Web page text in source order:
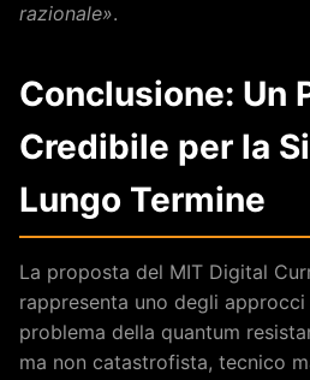
razionale».
Conclusione: Un
Credibile per la
Lungo Termine
La proposta del MIT Digital
rappresenta uno degli approcci
problema della quantum
ma non catastrofista, tecnico